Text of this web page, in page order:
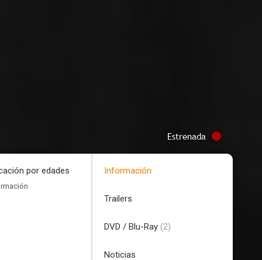
Estrenada
por edades Información
Trailers
DVD / Blu-Ray (2)
Noticias